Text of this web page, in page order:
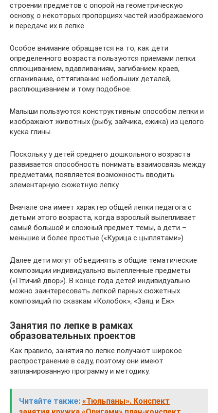
строении предметов с опорой на геометрическую
основу, о некоторых пропорциях частей изображаемого
и передаче их в лепке.
Особое внимание обращается на то, как дети
определенного возраста пользуются приемами лепки:
сплющиванием, вдавливаниям, загибанием краев,
сглаживание, оттягивание небольших деталей,
расплющиванием и тому подобное.
Малыши пользуются конструктивным способом лепки и
изображают животных (рыбу, зайчика, ежика) из целого
куска глины.
Поскольку у детей среднего дошкольного возраста
развивается способность понимать взаимосвязь между
предметами, появляется возможность вводить
элементарную сюжетную лепку.
Вначале она имеет характер общей лепки педагога с
детьми этого возраста, когда взрослый вылепливает
самый большой и сложный предмет темы, а дети –
меньшие и более простые («Курица с цыплятами»).
Далее дети могут объединять в общие тематические
композиции индивидуально вылепленные предметы
(«Птичий двор»). В конце года детей индивидуально
можно заинтересовать лепкой парных сюжетных
композиций по сказкам «Колобок», «Заяц и Еж».
Занятия по лепке в рамках
образовательных проектов
Как правило, занятия по лепке получают широкое
распространение в саду, поэтому они имеют
запланированную программу и методику.
Читайте также: «Тюльпаны». Конспект